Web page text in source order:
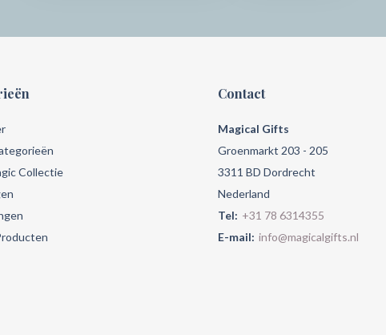
Collectie
Contact
Magical Gifts
Groenmarkt 203 - 205
3311 BD Dordrecht
Nederland
Tel: +31 78 6314355
E-mail: info@magicalgifts.nl